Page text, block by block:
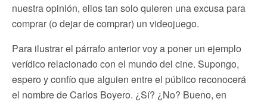
nuestra opinión, ellos tan solo quieren una excusa para
comprar (o dejar de comprar) un videojuego.
Para ilustrar el párrafo anterior voy a poner un ejemplo
verídico relacionado con el mundo del cine. Supongo,
espero y confío que alguien entre el público reconocerá
el nombre de Carlos Boyero. ¿Sí? ¿No? Bueno, en